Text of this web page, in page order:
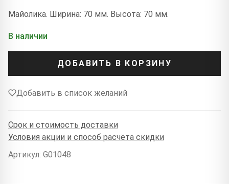
Майолика. Ширина: 70 мм. Высота: 70 мм.
В наличии
ДОБАВИТЬ В КОРЗИНУ
Добавить в список желаний
Срок и стоимость доставки
Условия акции и способ расчёта скидки
Артикул: G01048